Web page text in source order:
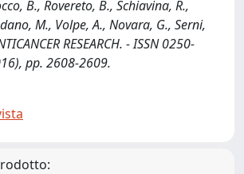
B., Rovereto, B., Schiavina, R.,
M., Volpe, A., Novara, G., Serni,
RESEARCH. - ISSN 0250-
pp. 2608-2609.